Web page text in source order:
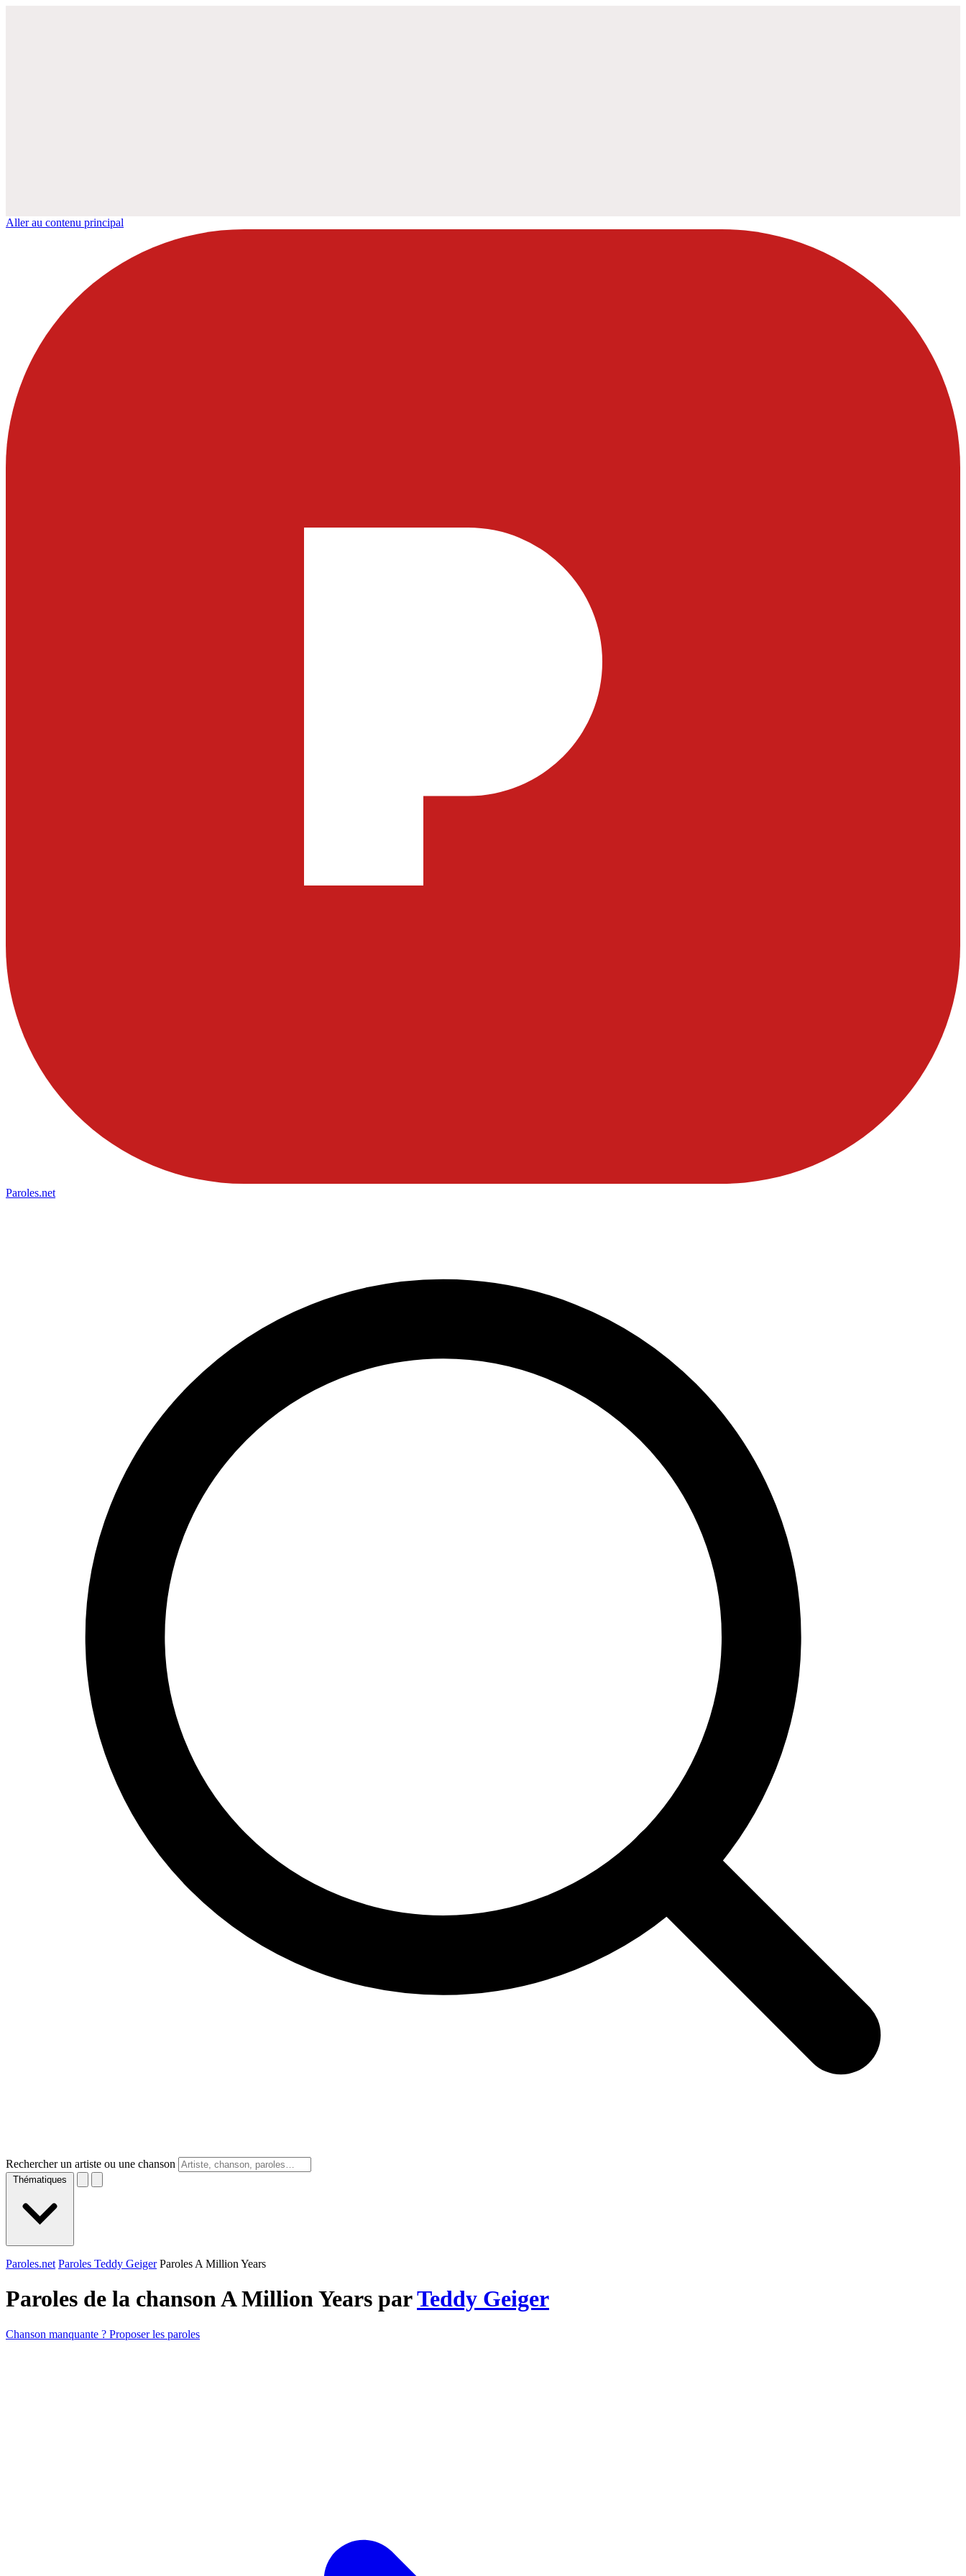
Aller au contenu principal
Paroles.net
Rechercher un artiste ou une chanson
Thématiques
Paroles.net Paroles Teddy Geiger Paroles A Million Years
Paroles de la chanson A Million Years parTeddy Geiger
Chanson manquante ? Proposer les paroles